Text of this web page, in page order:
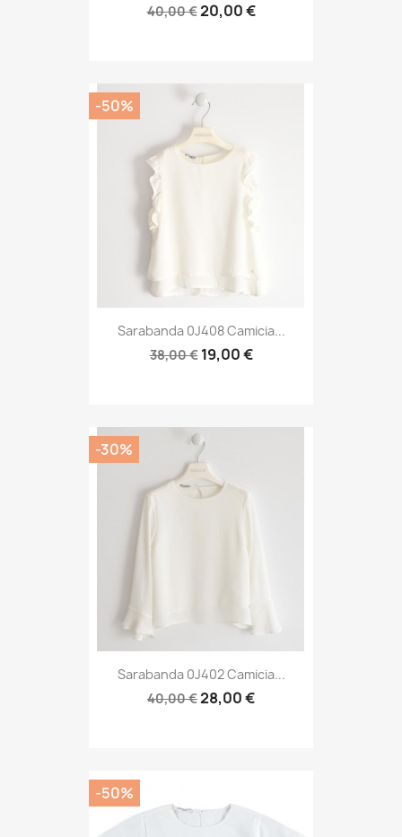
40,00 €20,00 €
Sarabanda 0J408 Camicia...
38,00 € 19,00 €
-50%
Sarabanda 0J402 Camicia...
40,00 €28,00 €
-30%
-50%